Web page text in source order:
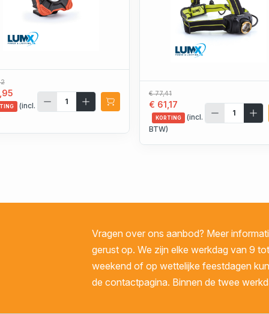
(incl.
€ 77,41
€ 61,17
KORTING
(incl.
BTW)
Vragen over ons aanbod? Meer
gerust op. We zijn elke werkdag van 9
weekend of op wettelijke feestdagen
de contactpagina. Binnen de twee